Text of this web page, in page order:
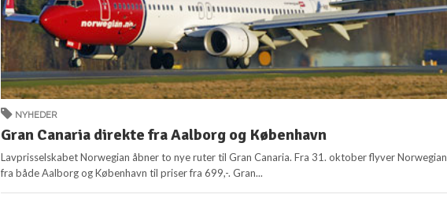
NYHEDER
Gran Canaria direkte fra Aalborg og København
Lavprisselskabet Norwegian åbner to nye ruter til Gran Canaria. Fra 31. oktober flyver Norwegian
fra både Aalborg og København til priser fra 699,-. Gran...